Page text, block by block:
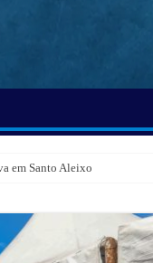
em Santo Aleixo
para o Dia dos Pais